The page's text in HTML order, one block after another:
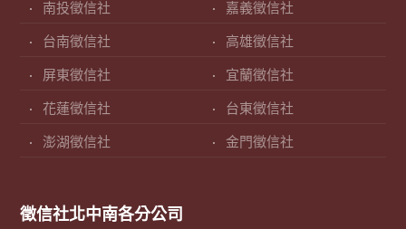
南投徵信社 嘉義徵信社
台南徵信社 高雄徵信社
屏東徵信社 宜蘭徵信社
花蓮徵信社 台東徵信社
澎湖徵信社 金門徵信社
徵信社北中南各分公司